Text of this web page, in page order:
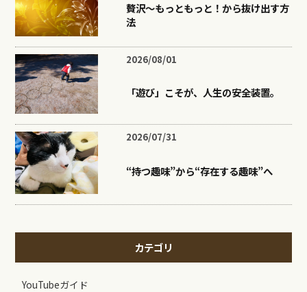
贅沢〜もっともっと！から抜け出す方
法
2026/08/01
「遊び」こそが、人生の安全装置。
2026/07/31
“持つ趣味”から“存在する趣味”へ
カテゴリ
YouTubeガイド